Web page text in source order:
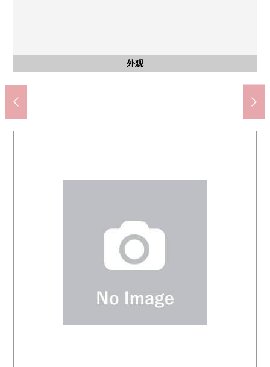
外观
客厅
兰斯
客厅
客厅
客厅
客厅
客厅
厨房
厨房
厨房
厨房
洗脸
公共汽车
厕所
室内
西式房间(5张塌塌米)
收纳
西式房间(5张塌塌米)
室内
西式房间(5张塌塌米)
收纳
西式房间(5张塌塌米)
室内
西式房间(6张塌塌米)
收纳
步入式衣帽间
收纳
步入式衣帽间
门口
室内
走廊
阳台
阳台
风景
从阳台看南
外观
入口
入口
大厅
其他当地
信箱
其他当地
垃圾垃圾场
停车场
停车场
停车场
其他当地
自行车停放处
全家便利店梅津段町商店(约120m)
步行2分钟。
京都信贷银行梅津分店(约240m)
步行3分钟。
京都人医连中央医院(约560m)
步行7分钟。
杉药房太秦商店(约700m)
太秦广隆寺站(京福岚山本线)(约1200m)
步行15分钟。
太秦天神川站(京都地铁东西线)(约1500m)
步行19分钟。